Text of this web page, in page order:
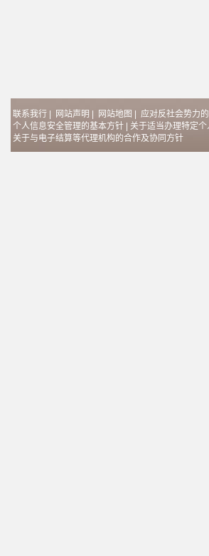
联系我行 网站声明 网站地图
应对反社会势力
个人信息安全管理的基本方针
关于适当办理特定
关于与电子结算等代理机构的合作及协同方针